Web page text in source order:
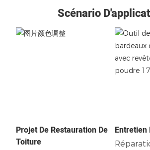
Scénario
Projet De Restauration De
Toiture
Entretien